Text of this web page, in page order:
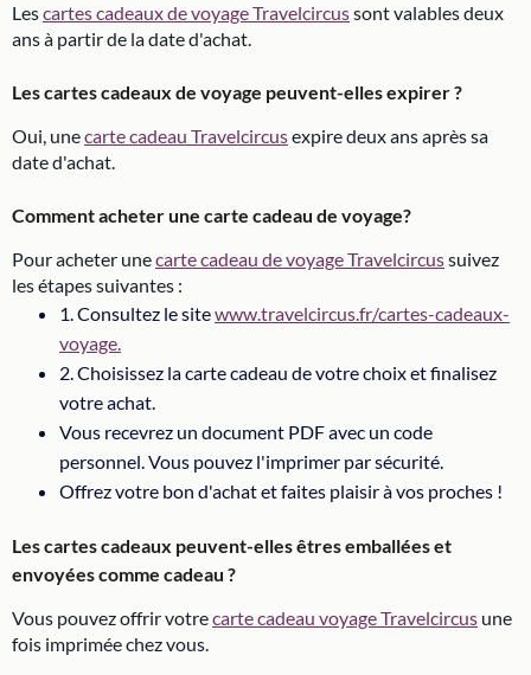
Lescartes cadeaux de voyage Travelcircussont valables deux
ans à partir de la date d'achat.
Les cartes cadeaux de voyage peuvent-elles expirer ?
Oui, unecarte cadeau Travelcircusexpire deux ans après sa
date d'achat.
Comment acheter une carte cadeau de voyage?
Pour acheter unecarte cadeau de voyage Travelcircussuivez
les étapes suivantes :
1. Consultez le sitewww.travelcircus.fr/cartes-cadeaux-
voyage.
2. Choisissez la carte cadeau de votre choix et finalisez
votre achat.
Vous recevrez un document PDF avec un code
personnel. Vous pouvez l'imprimer par sécurité.
Offrez votre bon d'achat et faites plaisir à vos proches !
Les cartes cadeaux peuvent-elles êtres emballées et
envoyées comme cadeau ?
Vous pouvez offrir votrecarte cadeau voyage Travelcircus une
fois imprimée chez vous.